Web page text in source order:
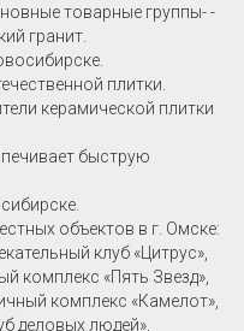
товарные группы- -
гранит.
плитки.
керамической плитки
быструю
объектов в г. Омске:
клуб «Цитрус»,
комплекс «Пять Звезд»,
комплекс «Камелот»,
деловых людей»,